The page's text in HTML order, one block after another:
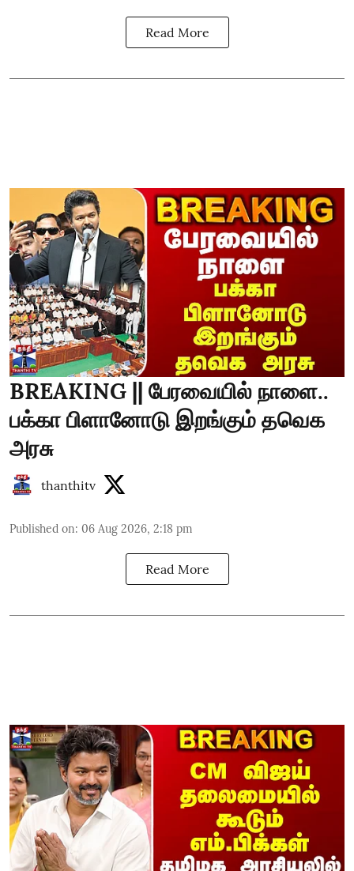
Read More
BREAKING || பேரவையில் நாளை..
பக்கா பிளானோடு இறங்கும் தவெக
அரசு
thanthitv
Published on: 06 Aug 2026, 2:18 pm
Read More